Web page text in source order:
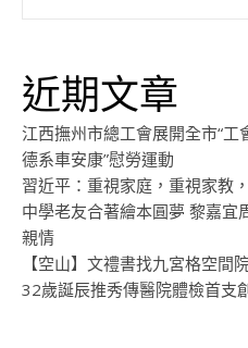
近期文章
江西撫州市總工會展開全市“工
德系車安康”慰勞運動
習近平：重視家庭，重視家教
中學老友合著繪本圓夢 黎嘉宜
親情
【空山】文禮書找九宮格空間
32歲誕辰推秀傳醫院體檢首支